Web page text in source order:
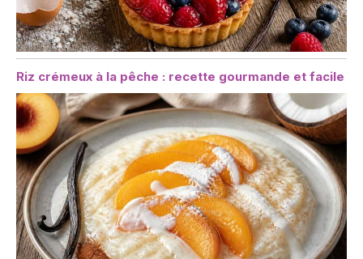
Riz crémeux à la pêche : recette gourmande et facile